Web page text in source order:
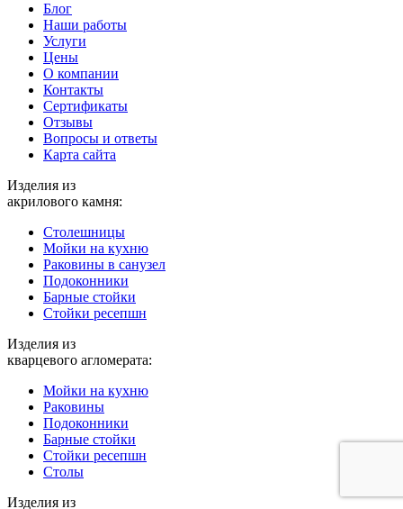
Блог
Наши работы
Услуги
Цены
О компании
Контакты
Cертификаты
Отзывы
Вопросы и ответы
Карта сайта
Изделия из
акрилового камня:
Столешницы
Мойки на кухню
Раковины в санузел
Подоконники
Барные стойки
Стойки ресепшн
Изделия из
кварцевого агломерата:
Мойки на кухню
Раковины
Подоконники
Барные стойки
Стойки ресепшн
Столы
Изделия из